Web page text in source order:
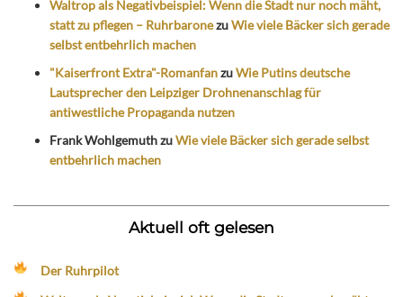
Waltrop als Negativbeispiel: Wenn die Stadt nur noch mäht,
statt zu pflegen – RuhrbaronezuWie viele Bäcker sich gerade
selbst entbehrlich machen
"Kaiserfront Extra"-RomanfanzuWie Putins deutsche
Lautsprecher den Leipziger Drohnenanschlag für
antiwestliche Propaganda nutzen
Frank WohlgemuthzuWie viele Bäcker sich gerade selbst
entbehrlich machen
Aktuell oft gelesen
Der Ruhrpilot